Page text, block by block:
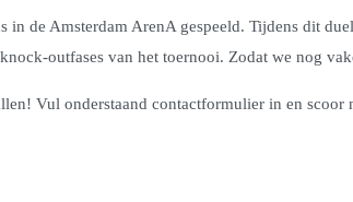
de Amsterdam ArenA gespeeld. Tijdens dit
outfases van het toernooi. Zodat we nog
Vul onderstaand contactformulier in en scoor